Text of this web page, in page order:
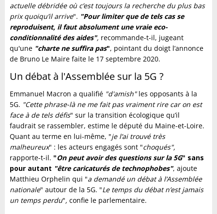
actuelle débridée où c’est toujours la recherche du plus bas
prix quoiqu’il arrive". "Pour limiter que de tels cas se
reproduisent, il faut absolument une vraie eco-
conditionnalité des aides", recommande-t-il, jugeant
qu'une "charte ne suffira pas", pointant du doigt l’annonce
de Bruno Le Maire faite le 17 septembre 2020.
Un débat à l'Assemblée sur la 5G ?
Emmanuel Macron a qualifié "d'amish"les opposants à la
5G. "Cette phrase-là ne me fait pas vraiment rire car on est
face à de tels défis" sur la transition écologique qu’il
faudrait se rassembler, estime le député du Maine-et-Loire.
Quant au terme en lui-même, "je l’ai trouvé très
malheureux" : les acteurs engagés sont "choqués",
rapporte-t-il. "On peut avoir des questions sur la 5G" sans
pour autant "être caricaturés de technophobes", ajoute
Matthieu Orphelin qui "a demandé un débat à l’Assemblée
nationale" autour de la 5G. "Le temps du débat n’est jamais
un temps perdu", confie le parlementaire.